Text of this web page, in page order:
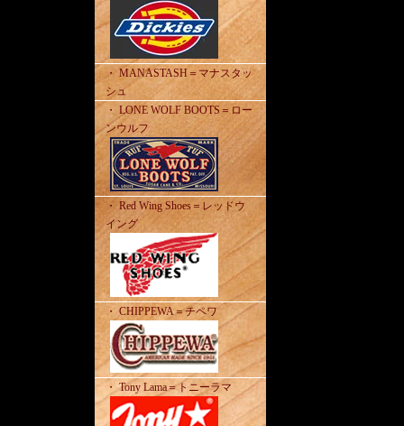
・ MANASTASH＝マナスタッ
シュ
・ LONE WOLF BOOTS＝ロー
ンウルフ
・ Red Wing Shoes＝レッドウ
イング
・ CHIPPEWA＝チペワ
・ Tony Lama＝トニーラマ